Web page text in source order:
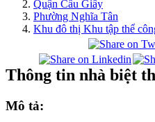
Quận Cầu Giấy
Phường Nghĩa Tân
Khu đô thị Khu tập thể
Thông tin nhà biệt
Mô tả: